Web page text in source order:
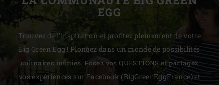
EGG
Trouvez de l'inspiration et profitez pleinement de votre
Big Green Egg ! Plongez dans un monde de possibilités
culinaires infinies. Posez vos QUESTIONS et partagez
vos expériences sur Facebook (BigGreenEggFrance) et